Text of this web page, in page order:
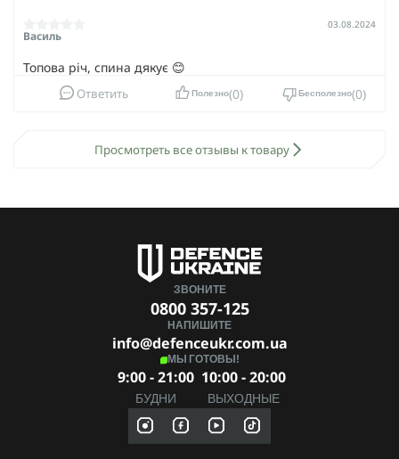
Василь
03.08.2024
Топова річ, спина дякує 😊
Ответить Полезно 0 Бесполезно 0
Просмотреть все отзывы к товару
ЗВОНИТЕ
0800 357-125
НАПИШИТЕ
info@defenceukr.com.ua
МЫ ГОТОВЫ!
9:00 - 21:00
БУДНИ
10:00 - 20:00
ВЫХОДНЫЕ